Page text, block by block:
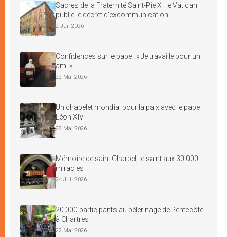
Sacres de la Fraternité Saint-Pie X : le Vatican
publie le décret d’excommunication
2 Juil 2026
Confidences sur le pape : « Je travaille pour un
ami »
22 Mai 2026
Un chapelet mondial pour la paix avec le pape
Léon XIV
28 Mai 2026
Mémoire de saint Charbel, le saint aux 30 000
miracles
24 Juil 2026
20 000 participants au pèlerinage de Pentecôte
à Chartres
22 Mai 2026